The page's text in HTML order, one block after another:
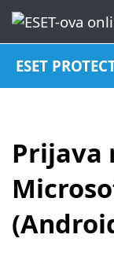
ESET
Prijava